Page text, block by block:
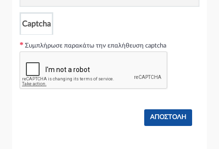
Captcha
Συμπλήρωσε παρακάτω την επαλήθευση captcha